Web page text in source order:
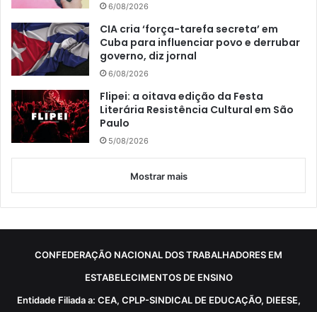
6/08/2026
CIA cria ‘força-tarefa secreta’ em
Cuba para influenciar povo e derrubar
governo, diz jornal
6/08/2026
Flipei: a oitava edição da Festa
Literária Resistência Cultural em São
Paulo
5/08/2026
Mostrar mais
CONFEDERAÇÃO NACIONAL DOS TRABALHADORES EM
ESTABELECIMENTOS DE ENSINO
Entidade Filiada a: CEA, CPLP-SINDICAL DE EDUCAÇÃO, DIEESE,